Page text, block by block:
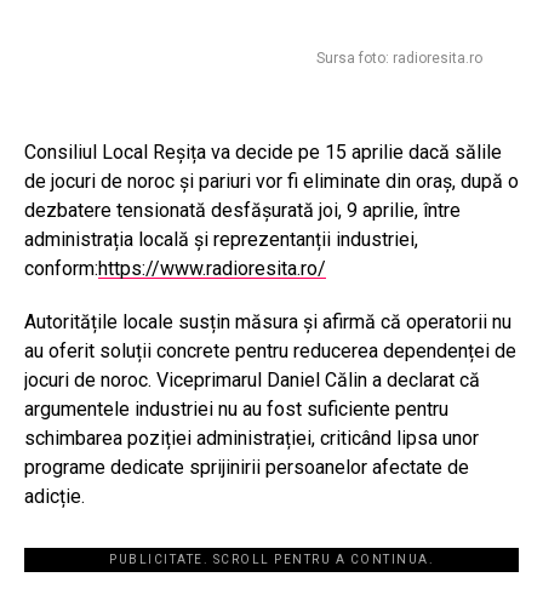
Sursa foto: radioresita.ro
Consiliul Local Reșița va decide pe 15 aprilie dacă sălile
de jocuri de noroc și pariuri vor fi eliminate din oraș, după o
dezbatere tensionată desfășurată joi, 9 aprilie, între
administrația locală și reprezentanții industriei,
conform:https://www.radioresita.ro/
Autoritățile locale susțin măsura și afirmă că operatorii nu
au oferit soluții concrete pentru reducerea dependenței de
jocuri de noroc. Viceprimarul Daniel Călin a declarat că
argumentele industriei nu au fost suficiente pentru
schimbarea poziției administrației, criticând lipsa unor
programe dedicate sprijinirii persoanelor afectate de
adicție.
PUBLICITATE. SCROLL PENTRU A CONTINUA.